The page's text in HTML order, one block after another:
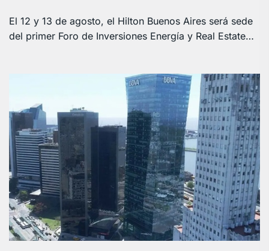
El 12 y 13 de agosto, el Hilton Buenos Aires será sede
del primer Foro de Inversiones Energía y Real Estate…